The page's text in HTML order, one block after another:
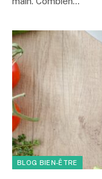
BLOG BIEN-ÊTRE